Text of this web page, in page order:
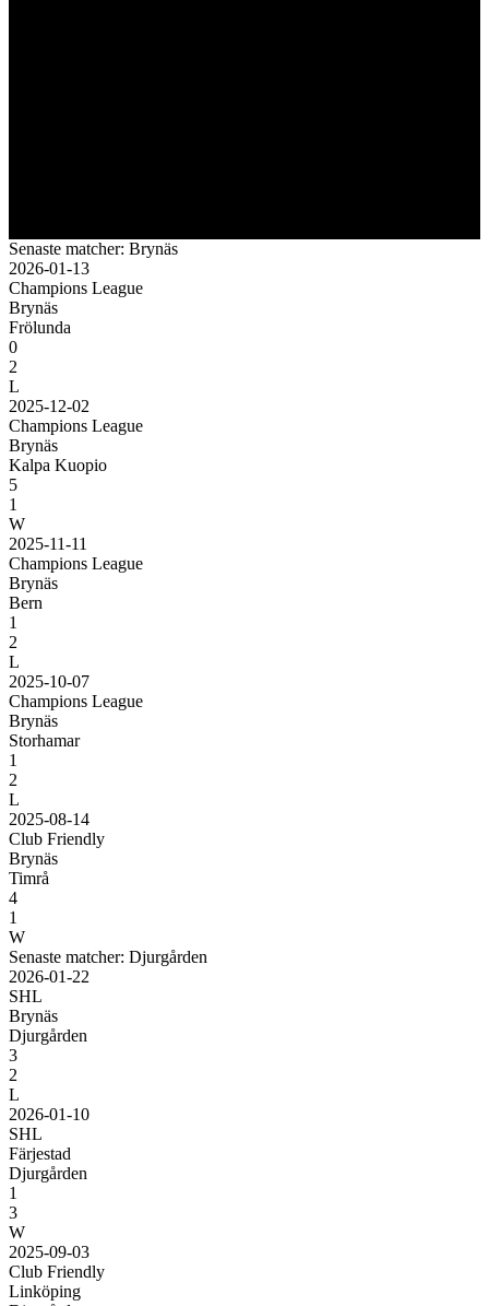
Senaste matcher: Brynäs
2026-01-13
Champions League
Brynäs
Frölunda
0
2
L
2025-12-02
Champions League
Brynäs
Kalpa Kuopio
5
1
W
2025-11-11
Champions League
Brynäs
Bern
1
2
L
2025-10-07
Champions League
Brynäs
Storhamar
1
2
L
2025-08-14
Club Friendly
Brynäs
Timrå
4
1
W
Senaste matcher: Djurgården
2026-01-22
SHL
Brynäs
Djurgården
3
2
L
2026-01-10
SHL
Färjestad
Djurgården
1
3
W
2025-09-03
Club Friendly
Linköping